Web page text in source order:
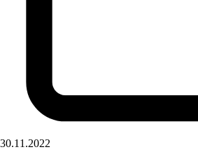
30.11.2022